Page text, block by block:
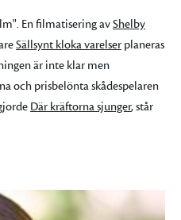
En filmatisering avShelby
Sällsynt kloka varelser planeras
är inte klar men
och prisbelönta skådespelaren
Där kräftorna sjunger, står